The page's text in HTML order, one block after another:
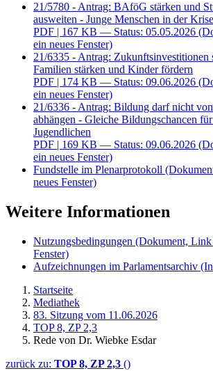
21/5780 - Antrag: BAföG stärken und
ausweiten - Junge Menschen in der
PDF | 167 KB — Status: 05.05.2026
ein neues Fenster)
21/6335 - Antrag: Zukunftsinvestitionen
Familien stärken und Kinder fördern
PDF | 174 KB — Status: 09.06.2026
ein neues Fenster)
21/6336 - Antrag: Bildung darf nicht
abhängen - Gleiche Bildungschancen
Jugendlichen
PDF | 169 KB — Status: 09.06.2026
ein neues Fenster)
Fundstelle im Plenarprotokoll
neues Fenster)
Weitere Informationen
Nutzungsbedingungen (Dokument, Link
Fenster)
Aufzeichnungen im Parlamentsarchiv
Startseite
Mediathek
83. Sitzung vom 11.06.2026
TOP 8, ZP 2,3
Rede von Dr. Wiebke Esdar
zurück zu: TOP 8, ZP 2,3 ()